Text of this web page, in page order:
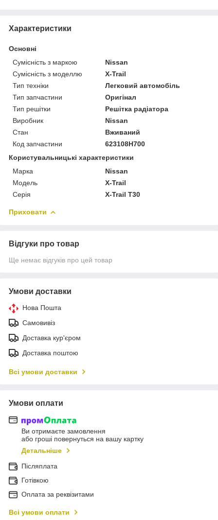
Характеристики
Основні
Сумісність з маркою
Nissan
Сумісність з моделлю
X-Trail
Тип техніки
Легковий автомобіль
Тип запчастини
Оригінал
Тип решітки
Решітка радіатора
Виробник
Nissan
Стан
Вживаний
Код запчастини
623108H700
Користувальницькі характеристики
Марка
Nissan
Модель
X-Trail
Серія
X-Trail T30
Приховати
Відгуки про товар
Ще немає відгуків про цей товар
Умови доставки
Нова Пошта
Самовивіз
Доставка кур'єром
Доставка поштою
Всі умови доставки
Умови оплати
Ви отримаєте замовлення
або гроші повернуться на вашу картку
Детальніше
Післяплата
Готівкою
Оплата за реквізитами
Всі умови оплати